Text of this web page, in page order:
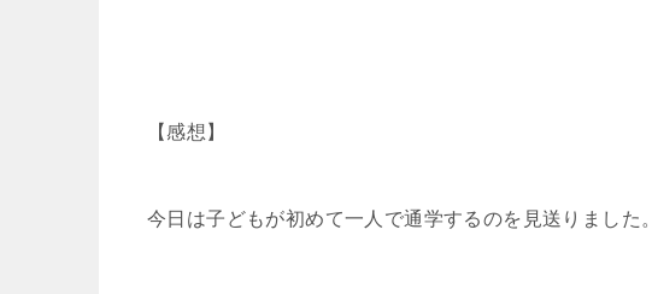
【感想】
今日は子どもが初めて一人で通学するのを見送りました。